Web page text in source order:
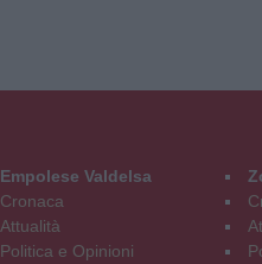
Empolese Valdelsa
Cronaca
Attualità
Politica e Opinioni